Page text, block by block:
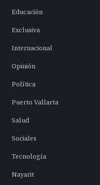
Educación
Exclusiva
Internacional
Opinión
Política
Puerto Vallarta
Salud
Sociales
Tecnología
Nayarit